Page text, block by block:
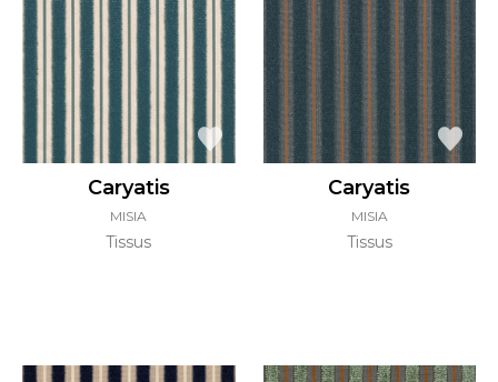
Caryatis
MISIA
Tissus
Caryatis
MISIA
Tissus